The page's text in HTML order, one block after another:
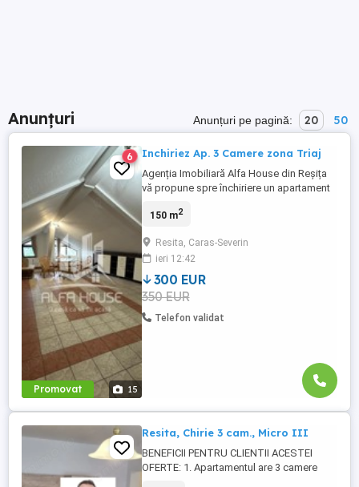
Anunțuri Anunțuri pe pagină: 20 50
Promovat 15
6 Inchiriez Ap. 3 Camere zona Triaj
Agenția Imobiliară Alfa House din Reșița
vă propune spre închiriere un apartament
zona Triaj. Apartamentul este mobilat si
300 E, garanția - 300 E, comisionul agenției
- 300 E
150 m2
Resita, Caras-Severin
ieri 12:42
300 EUR
350 EUR
Telefon validat
Resita, Chirie 3 cam., Micro III
BENEFICII PENTRU CLIENTII ACESTEI
OFERTE: 1. Apartamentul are 3 camere